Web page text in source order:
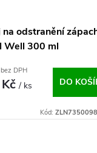
na odstranění
Well 300 ml
DPH
/ ks DO
Kód: